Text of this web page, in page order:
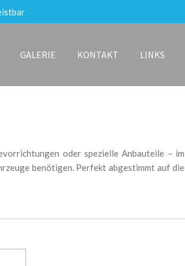
GALERIE KONTAKT LINKS
oder spezielle Anbauteile – im
benötigen. Perfekt abgestimmt auf die